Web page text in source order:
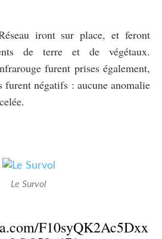
iront sur place, et feront
de terre et de végétaux.
furent prises également,
furent négatifs : aucune anomalie
Le Survol